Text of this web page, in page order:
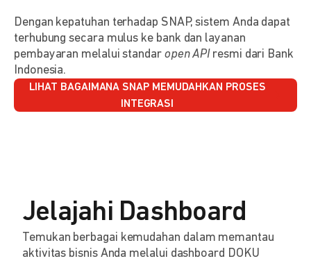
Dengan kepatuhan terhadap SNAP, sistem Anda dapat
terhubung secara mulus ke bank dan layanan
pembayaran melalui standar open APIresmi dari Bank
Indonesia.
LIHAT BAGAIMANA SNAP MEMUDAHKAN PROSES
INTEGRASI
Jelajahi Dashboard
Temukan berbagai kemudahan dalam memantau
aktivitas bisnis Anda melalui dashboard DOKU